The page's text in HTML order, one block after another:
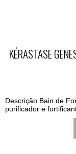
KÉRASTASE
Descrição Bain de
purificador e